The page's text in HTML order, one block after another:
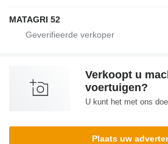
MATAGRI 52
Verkoopt u
voertuigen?
U kunt het met ons
Plaats uw